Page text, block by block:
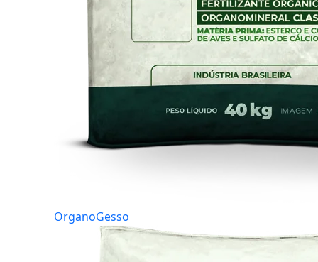
OrganoGesso